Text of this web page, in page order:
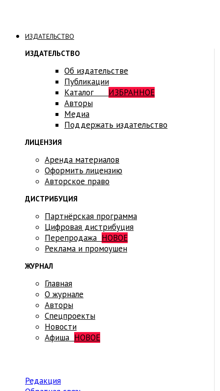
ИЗДАТЕЛЬСТВО
ИЗДАТЕЛЬСТВО
Об издательстве
Публикации
Каталог ИЗБРАННОЕ
Авторы
Медиа
Поддержать издательство
ЛИЦЕНЗИЯ
Аренда материалов
Оформить лицензию
Авторское право
ДИСТРИБУЦИЯ
Партнёрская программа
Цифровая дистрибуция
Перепродажа НОВОЕ
Реклама и промоушен
ЖУРНАЛ
Главная
О журнале
Авторы
Спецпроекты
Новости
Афиша НОВОЕ
Редакция